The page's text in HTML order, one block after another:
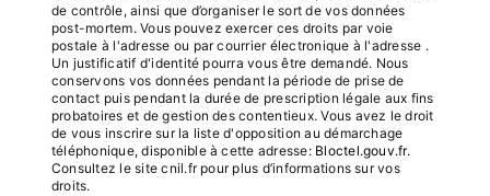
de contrôle, ainsi que d’organiser le sort de vos données
post-mortem. Vous pouvez exercer ces droits par voie
postale à l'adresse ou par courrier électronique à l'adresse .
Un justificatif d'identité pourra vous être demandé. Nous
conservons vos données pendant la période de prise de
contact puis pendant la durée de prescription légale aux fins
probatoires et de gestion des contentieux. Vous avez le droit
de vous inscrire sur la liste d'opposition au démarchage
téléphonique, disponible à cette adresse: Bloctel.gouv.fr.
Consultez le site cnil.fr pour plus d’informations sur vos
droits.